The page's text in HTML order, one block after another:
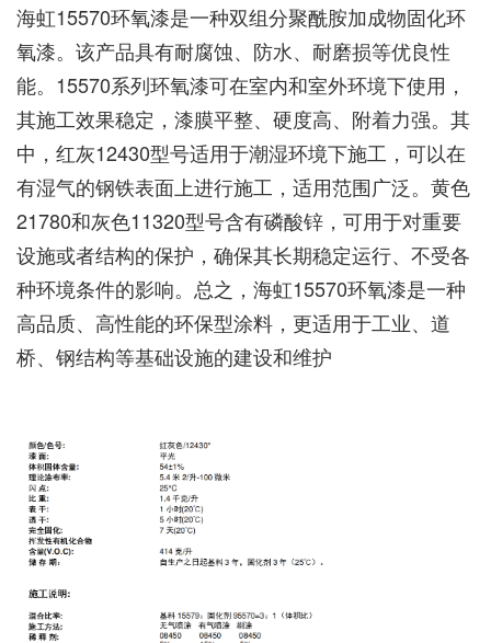
海虹15570环氧漆是一种双组分聚酰胺加成物固化环
氧漆。该产品具有耐腐蚀、防水、耐磨损等优良性
能。15570系列环氧漆可在室内和室外环境下使用，
其施工效果稳定，漆膜平整、硬度高、附着力强。其
中，红灰12430型号适用于潮湿环境下施工，可以在
有湿气的钢铁表面上进行施工，适用范围广泛。黄色
21780和灰色11320型号含有磷酸锌，可用于对重要
设施或者结构的保护，确保其长期稳定运行、不受各
种环境条件的影响。总之，海虹15570环氧漆是一种
高品质、高性能的环保型涂料，更适用于工业、道
桥、钢结构等基础设施的建设和维护